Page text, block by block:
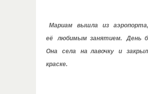
Мариам вышла из
её любимым занятием. День
Она села на лавочку и
краске.